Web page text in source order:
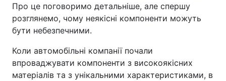
Про це поговоримо детальніше, але спершу
розглянемо, чому неякісні компоненти можуть
бути небезпечними.
Коли автомобільні компанії почали
впроваджувати компоненти з високоякісних
матеріалів та з унікальними характеристиками, в